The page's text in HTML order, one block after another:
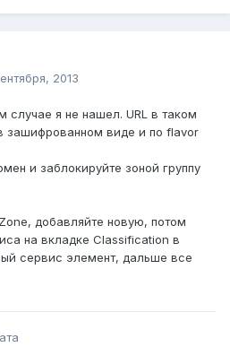
2013
случае я не нашел. URL в таком
зашифрованном виде и по flavor
и заблокируйте зоной группу
добавляйте новую, потом
на вкладке Classification в
сервис элемент, дальше все